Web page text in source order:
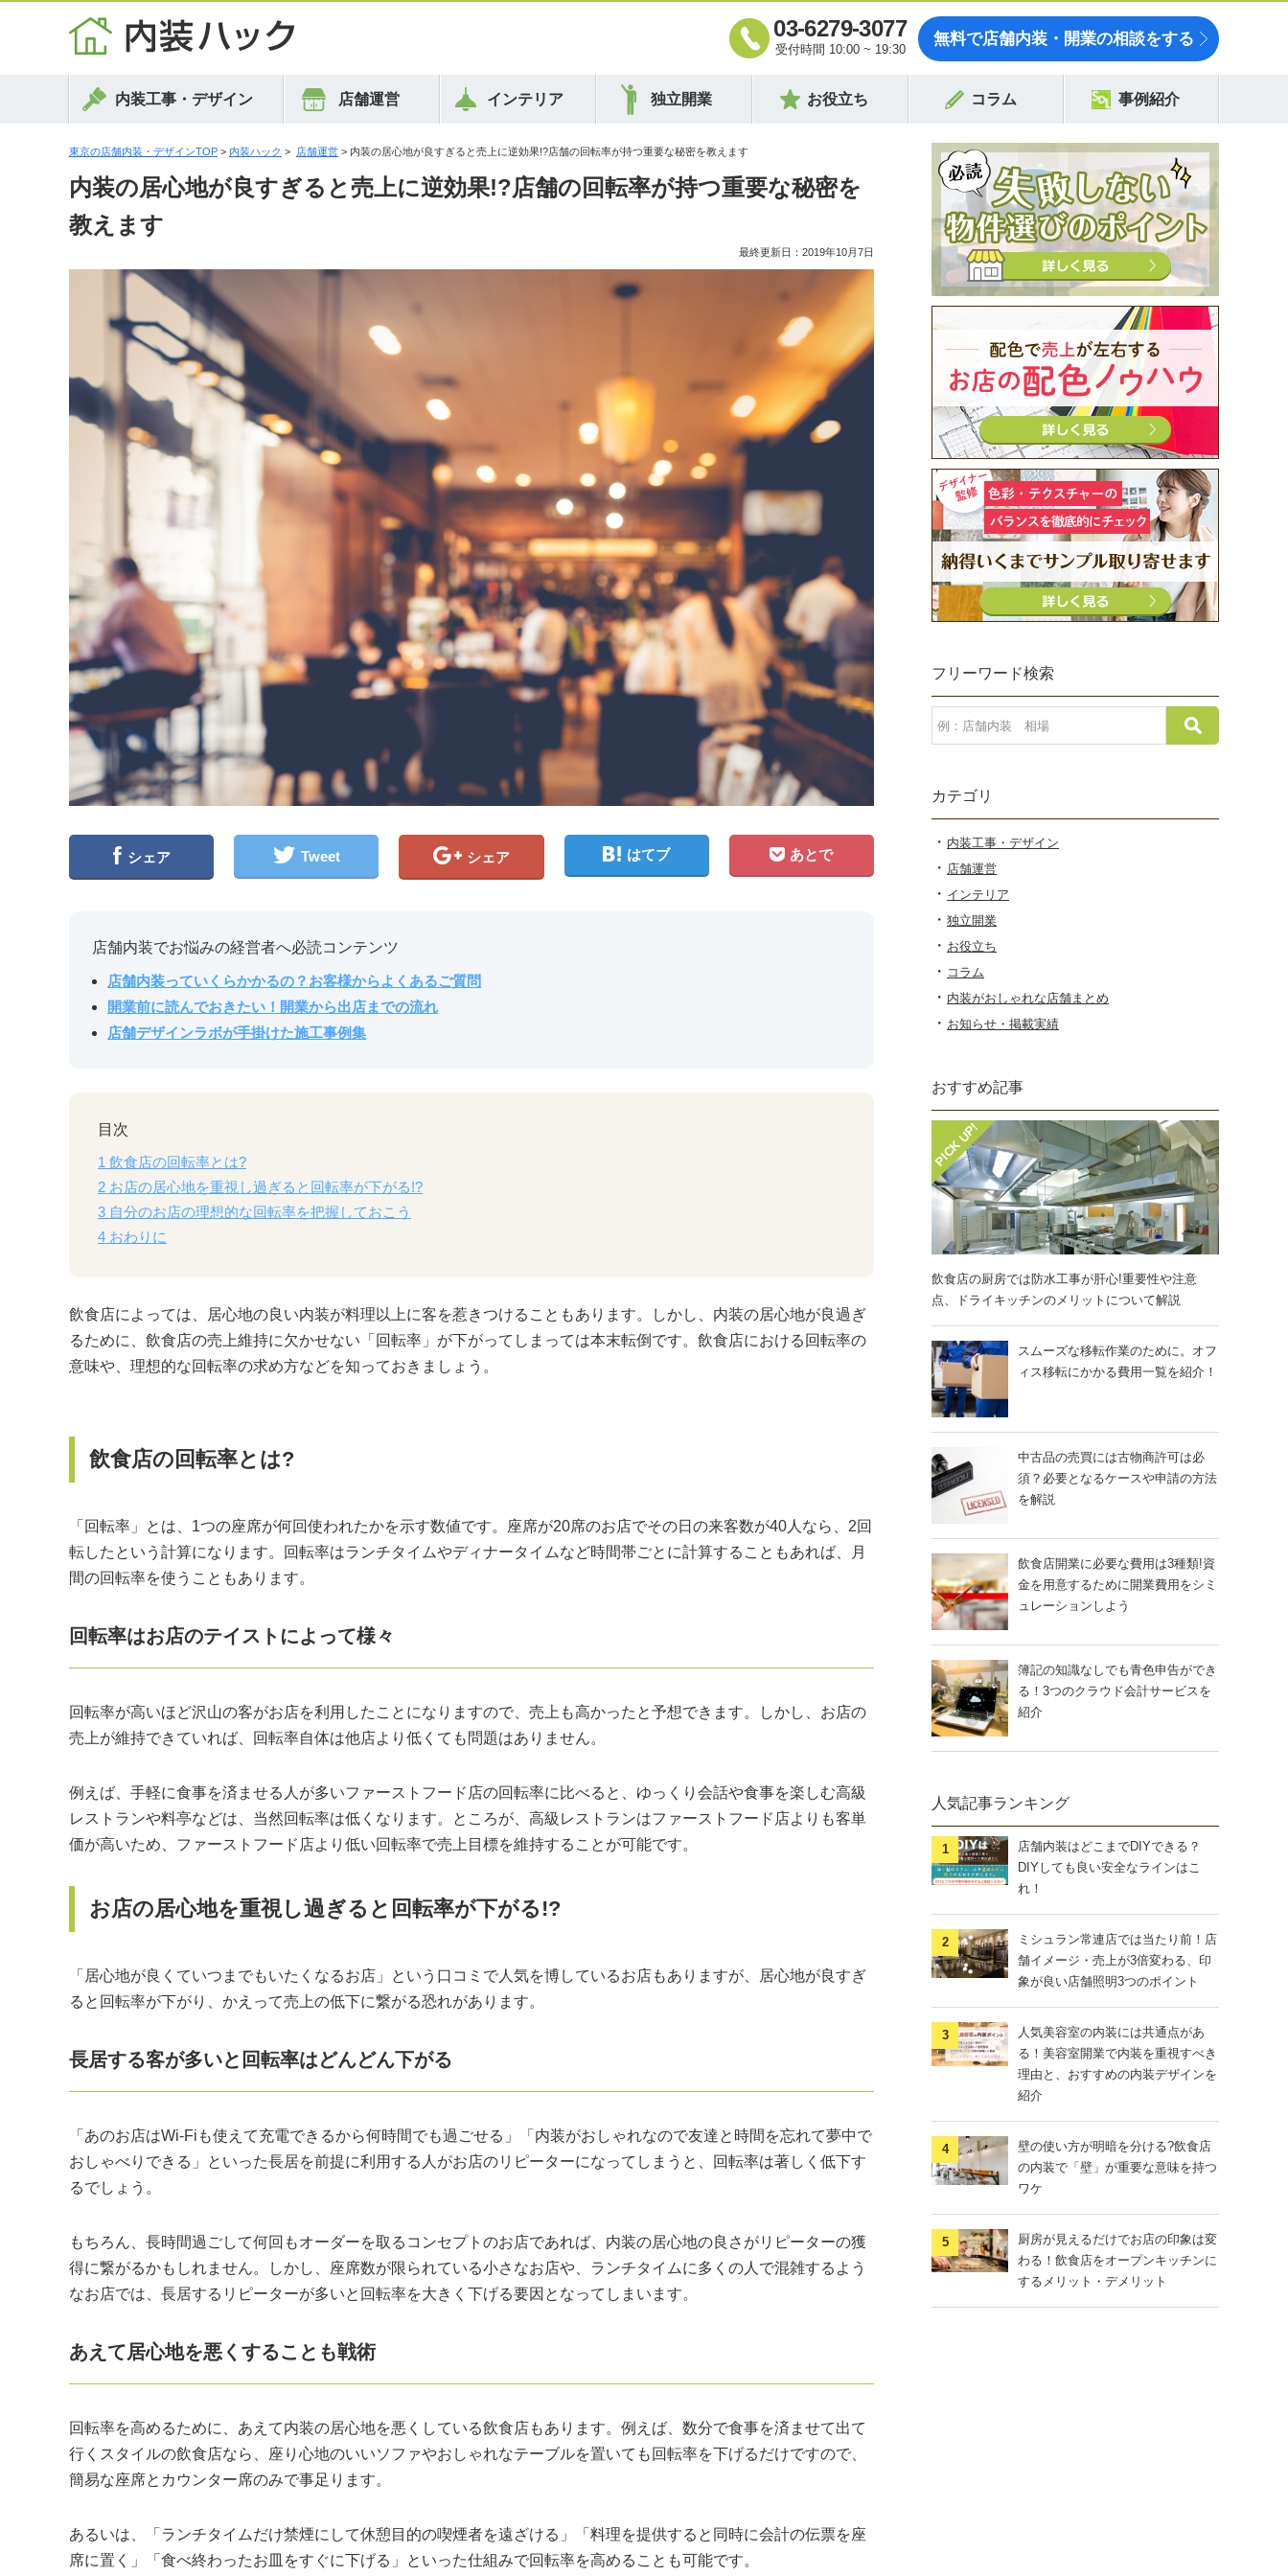
03-6279-3077
受付時間 10:00 ~ 19:30
無料で店舗内装・開業の相談をする
内装工事・デザイン 店舗運営 インテリア 独立開業 お役立ち コラム 事例紹介
東京の店舗内装・デザインTOP > 内装ハック > 店舗運営 > 内装の居心地が良すぎると売上に逆効果!?店舗の回転率が持つ重要な秘密を教えます
内装の居心地が良すぎると売上に逆効果!?店舗の回転率が持つ重要な秘密を
教えます
最終更新日：2019年10月7日
シェア Tweet シェア はてブ あとで
店舗内装でお悩みの経営者へ必読コンテンツ
店舗内装っていくらかかるの？お客様からよくあるご質問
開業前に読んでおきたい！開業から出店までの流れ
店舗デザインラボが手掛けた施工事例集
目次
1 飲食店の回転率とは?
2 お店の居心地を重視し過ぎると回転率が下がる!?
3 自分のお店の理想的な回転率を把握しておこう
4 おわりに
飲食店によっては、居心地の良い内装が料理以上に客を惹きつけることもあります。しかし、内装の居心地が良過ぎ
るために、飲食店の売上維持に欠かせない「回転率」が下がってしまっては本末転倒です。飲食店における回転率の
意味や、理想的な回転率の求め方などを知っておきましょう。
飲食店の回転率とは?
「回転率」とは、1つの座席が何回使われたかを示す数値です。座席が20席のお店でその日の来客数が40人なら、2回
転したという計算になります。回転率はランチタイムやディナータイムなど時間帯ごとに計算することもあれば、月
間の回転率を使うこともあります。
回転率はお店のテイストによって様々
回転率が高いほど沢山の客がお店を利用したことになりますので、売上も高かったと予想できます。しかし、お店の
売上が維持できていれば、回転率自体は他店より低くても問題はありません。
例えば、手軽に食事を済ませる人が多いファーストフード店の回転率に比べると、ゆっくり会話や食事を楽しむ高級
レストランや料亭などは、当然回転率は低くなります。ところが、高級レストランはファーストフード店よりも客単
価が高いため、ファーストフード店より低い回転率で売上目標を維持することが可能です。
お店の居心地を重視し過ぎると回転率が下がる!?
「居心地が良くていつまでもいたくなるお店」という口コミで人気を博しているお店もありますが、居心地が良すぎ
ると回転率が下がり、かえって売上の低下に繋がる恐れがあります。
長居する客が多いと回転率はどんどん下がる
「あのお店はWi-Fiも使えて充電できるから何時間でも過ごせる」「内装がおしゃれなので友達と時間を忘れて夢中で
おしゃべりできる」といった長居を前提に利用する人がお店のリピーターになってしまうと、回転率は著しく低下す
るでしょう。
もちろん、長時間過ごして何回もオーダーを取るコンセプトのお店であれば、内装の居心地の良さがリピーターの獲
得に繋がるかもしれません。しかし、座席数が限られている小さなお店や、ランチタイムに多くの人で混雑するよう
なお店では、長居するリピーターが多いと回転率を大きく下げる要因となってしまいます。
あえて居心地を悪くすることも戦術
回転率を高めるために、あえて内装の居心地を悪くしている飲食店もあります。例えば、数分で食事を済ませて出て
行くスタイルの飲食店なら、座り心地のいいソファやおしゃれなテーブルを置いても回転率を下げるだけですので、
簡易な座席とカウンター席のみで事足ります。
あるいは、「ランチタイムだけ禁煙にして休憩目的の喫煙者を遠ざける」「料理を提供すると同時に会計の伝票を座
席に置く」「食べ終わったお皿をすぐに下げる」といった仕組みで回転率を高めることも可能です。
フリーワード検索
カテゴリ
内装工事・デザイン
店舗運営
インテリア
独立開業
お役立ち
コラム
内装がおしゃれな店舗まとめ
お知らせ・掲載実績
おすすめ記事
飲食店の厨房では防水工事が肝心!重要性や注意
点、ドライキッチンのメリットについて解説
スムーズな移転作業のために。オフ
ィス移転にかかる費用一覧を紹介！
中古品の売買には古物商許可は必
須？必要となるケースや申請の方法
を解説
飲食店開業に必要な費用は3種類!資
金を用意するために開業費用をシミ
ュレーションしよう
簿記の知識なしでも青色申告ができ
る！3つのクラウド会計サービスを
紹介
人気記事ランキング
店舗内装はどこまでDIYできる？
DIYしても良い安全なラインはこ
れ！
ミシュラン常連店では当たり前！店
舗イメージ・売上が3倍変わる、印
象が良い店舗照明3つのポイント
人気美容室の内装には共通点があ
る！美容室開業で内装を重視すべき
理由と、おすすめの内装デザインを
紹介
壁の使い方が明暗を分ける?飲食店
の内装で「壁」が重要な意味を持つ
ワケ
厨房が見えるだけでお店の印象は変
わる！飲食店をオープンキッチンに
するメリット・デメリット